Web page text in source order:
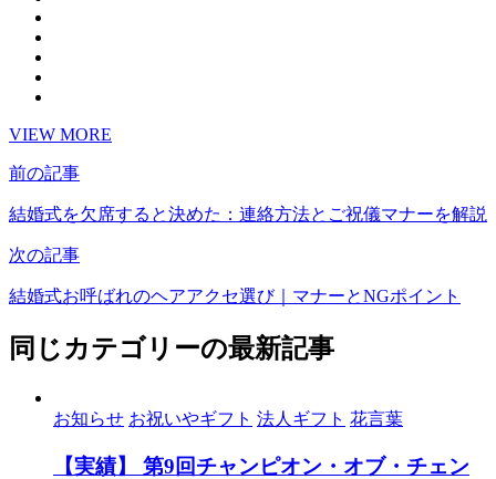
VIEW MORE
前の記事
結婚式を欠席すると決めた：連絡方法とご祝儀マナーを解説
次の記事
結婚式お呼ばれのヘアアクセ選び｜マナーとNGポイント
同じカテゴリーの最新記事
お知らせ お祝いやギフト 法人ギフト 花言葉
【実績】 第9回チャンピオン・オブ・チェン